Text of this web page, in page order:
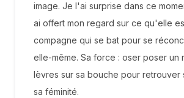
image. Je l'ai surprise dans ce
ai offert mon regard sur ce qu'elle
compagne qui se bat pour se
elle-même. Sa force : oser poser un
lèvres sur sa bouche pour retrouver
sa féminité.